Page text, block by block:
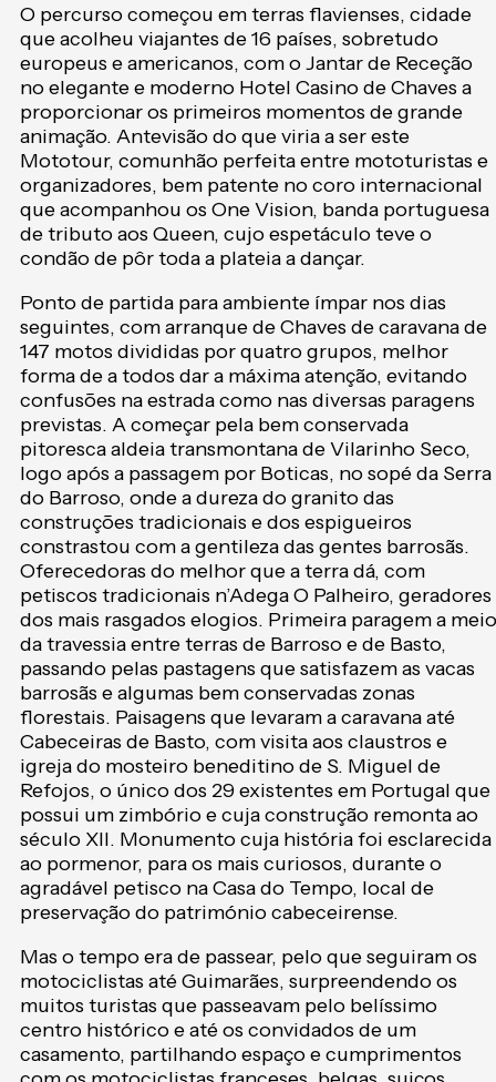
O percurso começou em terras flavienses, cidade
que acolheu viajantes de 16 países, sobretudo
europeus e americanos, com o Jantar de Receção
no elegante e moderno Hotel Casino de Chaves a
proporcionar os primeiros momentos de grande
animação. Antevisão do que viria a ser este
Mototour, comunhão perfeita entre mototuristas e
organizadores, bem patente no coro internacional
que acompanhou os One Vision, banda portuguesa
de tributo aos Queen, cujo espetáculo teve o
condão de pôr toda a plateia a dançar.
Ponto de partida para ambiente ímpar nos dias
seguintes, com arranque de Chaves de caravana de
147 motos divididas por quatro grupos, melhor
forma de a todos dar a máxima atenção, evitando
confusões na estrada como nas diversas paragens
previstas. A começar pela bem conservada
pitoresca aldeia transmontana de Vilarinho Seco,
logo após a passagem por Boticas, no sopé da Serra
do Barroso, onde a dureza do granito das
construções tradicionais e dos espigueiros
constrastou com a gentileza das gentes barrosãs.
Oferecedoras do melhor que a terra dá, com
petiscos tradicionais n’Adega O Palheiro, geradores
dos mais rasgados elogios. Primeira paragem a meio
da travessia entre terras de Barroso e de Basto,
passando pelas pastagens que satisfazem as vacas
barrosãs e algumas bem conservadas zonas
florestais. Paisagens que levaram a caravana até
Cabeceiras de Basto, com visita aos claustros e
igreja do mosteiro beneditino de S. Miguel de
Refojos, o único dos 29 existentes em Portugal que
possui um zimbório e cuja construção remonta ao
século XII. Monumento cuja história foi esclarecida
ao pormenor, para os mais curiosos, durante o
agradável petisco na Casa do Tempo, local de
preservação do património cabeceirense.
Mas o tempo era de passear, pelo que seguiram os
motociclistas até Guimarães, surpreendendo os
muitos turistas que passeavam pelo belíssimo
centro histórico e até os convidados de um
casamento, partilhando espaço e cumprimentos